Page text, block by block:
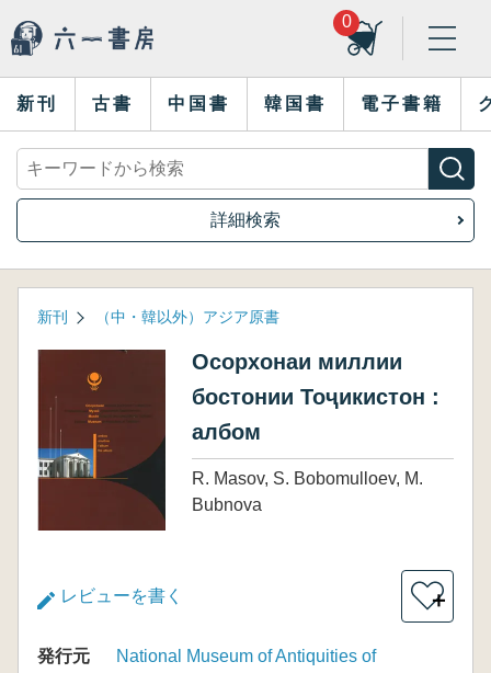
0
新刊 古書 中国書 韓国書 電子書籍
詳細検索
新刊 （中・韓以外）アジア原書
Осорхонаи миллии
бостонии Тоҷикистон :
албом
R. Masov, S. Bobomulloev, M.
Bubnova
レビューを書く ＋
発行元
National Museum of Antiquities of